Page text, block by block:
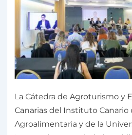
La Cátedra de Agroturismo y
Canarias del Instituto Canario
Agroalimentaria y de la